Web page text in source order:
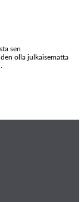
sen
olla julkaisematta